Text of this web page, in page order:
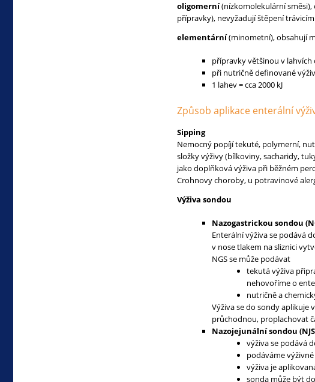
oligomerní(nízkomolekulární
přípravky), nevyžadují štěpení
elementární(minometní), obsahují
přípravky většinou v lahvích
při nutričně definované
1 lahev = cca 2000 kJ
Způsob aplikace enterální
Sipping
Nemocný popíjí tekuté, polymerní,
složky výživy (bílkoviny, sacharidy,
jako doplňková výživa při běžném
Crohnovy choroby, u potravinové
Výživa sondou
Nazogastrickou sondou
Enterální výživa se podává
v nose tlakem na sliznici
NGS se může podávat
tekutá výživa
nehovoříme o
nutričně a
Výživa se do sondy aplikuje
průchodnou, proplachovat
Nazojejunální sondou
výživa se podává
podáváme
výživa je
sonda může být